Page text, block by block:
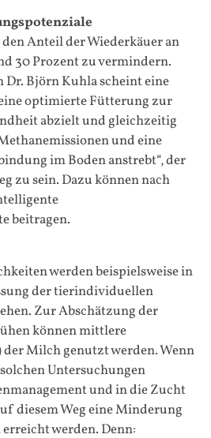
Anteil der Wiederkäuer an
30 Prozent zu vermindern.
Dr. Björn Kuhla scheint eine
optimierte Fütterung zur
abzielt und gleichzeitig
und eine
im Boden anstrebt“, der
zu sein. Dazu können nach
beitragen.
werden beispielsweise in
der tierindividuellen
Zur Abschätzung der
können mittlere
Milch genutzt werden. Wenn
Untersuchungen
und in die Zucht
diesem Weg eine Minderung
werden. Denn: